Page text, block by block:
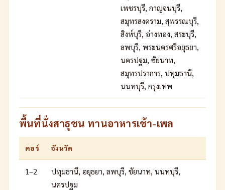
เพชรบุรี, กาญจนบุรี,
สมุทรสงคราม, สุพรรณบุรี,
สิงห์บุรี, อ่างทอง, สระบุรี,
ลพบุรี, พระนครศรีอยุธยา,
นครปฐม, ชัยนาท,
สมุทรปราการ, ปทุมธานี,
นนทบุรี, กรุงเทพ
พื้นที่นั่งสาธุชน ทานอาหารเช้า-เพล
คอร์ จังหวัด
1–2
ปทุมธานี, อยุธยา, ลพบุรี, ชัยนาท, นนทบุรี,
นครปฐม